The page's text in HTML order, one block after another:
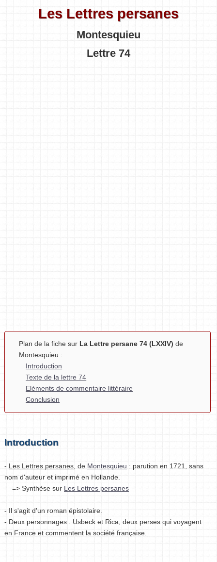
Les Lettres persanes
Montesquieu
Lettre 74
Plan de la fiche sur La Lettre persane 74 (LXXIV) de
Montesquieu :
Introduction
Texte de la lettre 74
Eléments de commentaire littéraire
Conclusion
Introduction
- Les Lettres persanes , de Montesquieu : parution en 1721, sans
nom d'auteur et imprimé en Hollande.
=> Synthèse sur Les Lettres persanes
- Il s'agit d'un roman épistolaire.
- Deux personnages : Usbeck et Rica, deux perses qui voyagent
en France et commentent la société française.